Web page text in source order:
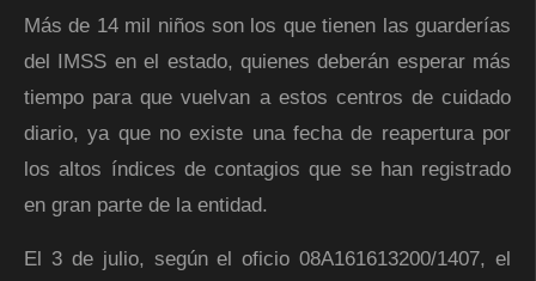
Más de 14 mil niños son los que tienen las guarderías
del IMSS en el estado, quienes deberán esperar más
tiempo para que vuelvan a estos centros de cuidado
diario, ya que no existe una fecha de reapertura por
los altos índices de contagios que se han registrado
en gran parte de la entidad.
El 3 de julio, según el oficio 08A161613200/1407, el